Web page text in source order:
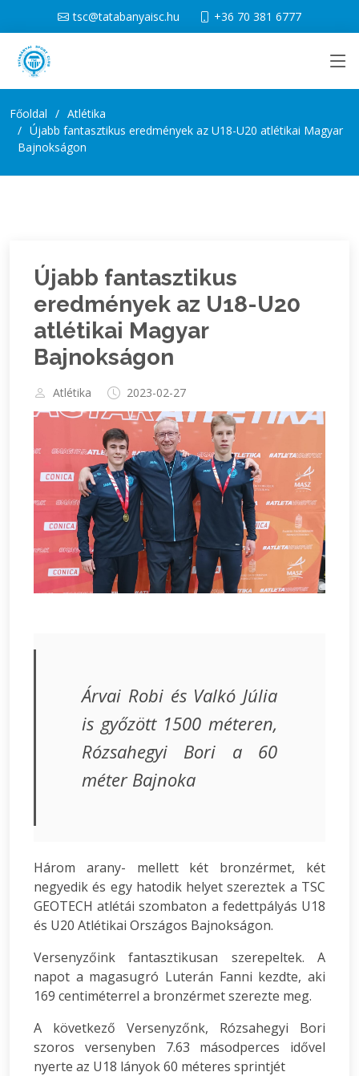
tsc@tatabanyaisc.hu +36 70 381 6777
Főoldal
Atlétika
Újabb fantasztikus eredmények az U18-U20 atlétikai Magyar
Bajnokságon
Újabb fantasztikus
eredmények az U18-U20
atlétikai Magyar
Bajnokságon
Atlétika 2023-02-27
Árvai Robi és Valkó Júlia
is győzött 1500 méteren,
Rózsahegyi Bori a 60
méter Bajnoka
Három arany- mellett két bronzérmet, két
negyedik és egy hatodik helyet szereztek a TSC
GEOTECH atlétái szombaton a fedettpályás U18
és U20 Atlétikai Országos Bajnokságon.
Versenyzőink fantasztikusan szerepeltek. A
napot a magasugró Luterán Fanni kezdte, aki
169 centiméterrel a bronzérmet szerezte meg.
A következő Versenyzőnk, Rózsahegyi Bori
szoros versenyben 7.63 másodperces idővel
nyerte az U18 lányok 60 méteres sprintjét